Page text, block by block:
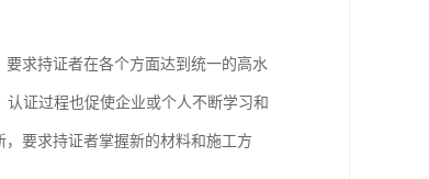
求持证者在各个方面达到统一的高水
证过程也促使企业或个人不断学习和
要求持证者掌握新的材料和施工方